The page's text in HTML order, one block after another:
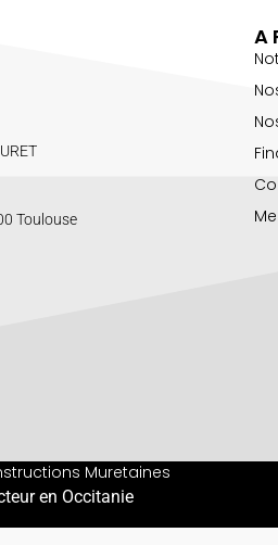
A
Toulouse
Muretaines
en Occitanie